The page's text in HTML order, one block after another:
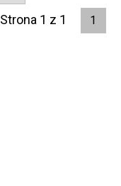
Strona 1 z 1 1